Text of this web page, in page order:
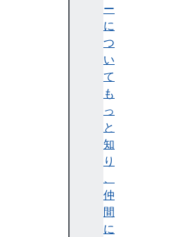
ー
に
つ
い
て
も
っ
と
知
り
、
仲
間
に